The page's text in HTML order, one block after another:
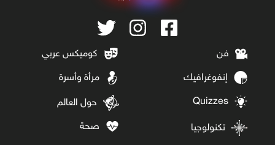
فن كوميكس عربي
إنفوغرافيك مرأة وأسرة
Quizzes حول العالم
تكنولوجيا صحة